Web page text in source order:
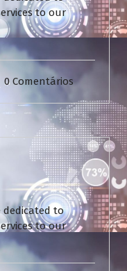
to our
0 Comentários
dedicated to
to our